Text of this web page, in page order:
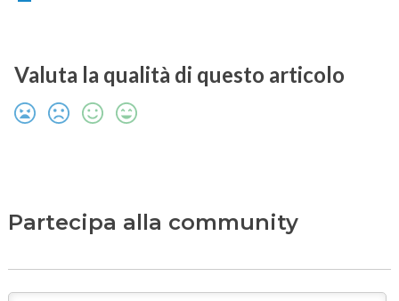
Valuta la qualità di questo articolo
Partecipa alla community